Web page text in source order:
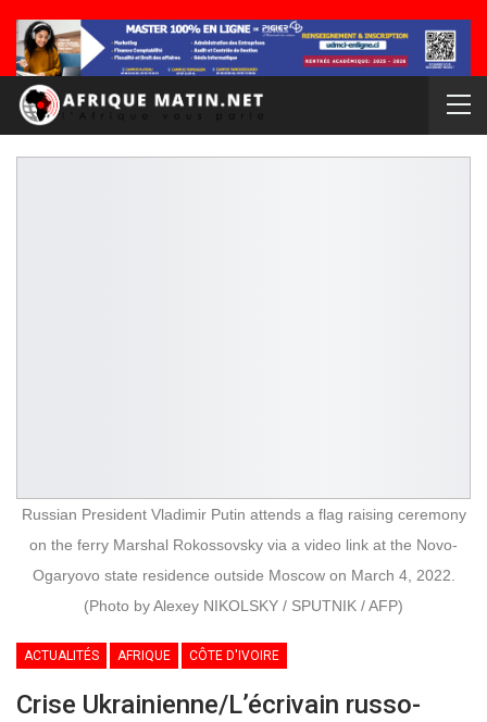
Russian President Vladimir Putin attends a flag raising ceremony
on the ferry Marshal Rokossovsky via a video link at the Novo-
Ogaryovo state residence outside Moscow on March 4, 2022.
(Photo by Alexey NIKOLSKY / SPUTNIK / AFP)
ACTUALITÉS AFRIQUE CÔTE D'IVOIRE
Crise Ukrainienne/L’écrivain russo-